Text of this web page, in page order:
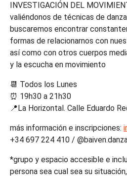
INVESTIGACIÓN DEL
valiéndonos de técnicas de
buscaremos encontrar
formas de relacionarnos con
así como con otros cuerpos
y la escucha en movimiento
📆 Todos los Lunes
⏰ 19h30 a 21h30
📍La Horizontal. Calle Eduardo
más información e inscripciones:
+34 697 224 410 /
*grupo y espacio accesible e
persona sea cual sea su